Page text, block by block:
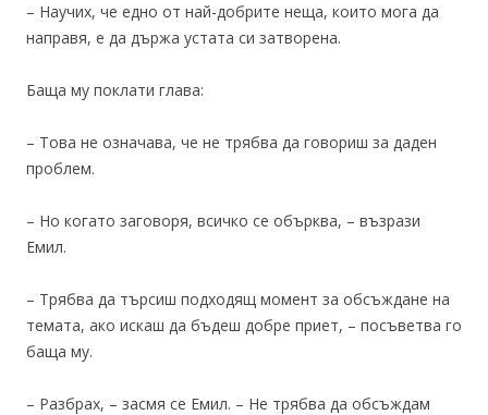
– Научих, че едно от най-добрите неща, които мога да
направя, е да държа устата си затворена.
Баща му поклати глава:
– Това не означава, че не трябва да говориш за даден
проблем.
– Но когато заговоря, всичко се обърква, – възрази
Емил.
– Трябва да търсиш подходящ момент за обсъждане на
темата, ако искаш да бъдеш добре приет, – посъветва го
баща му.
– Разбрах, – засмя се Емил. – Не трябва да обсъждам